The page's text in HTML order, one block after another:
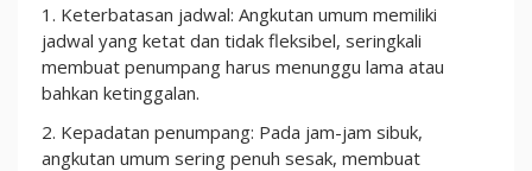
1. Keterbatasan jadwal: Angkutan umum memiliki
jadwal yang ketat dan tidak fleksibel, seringkali
membuat penumpang harus menunggu lama atau
bahkan ketinggalan.
2. Kepadatan penumpang: Pada jam-jam sibuk,
angkutan umum sering penuh sesak, membuat